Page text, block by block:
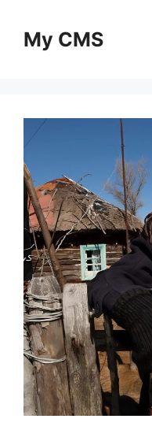
contentMy CMS